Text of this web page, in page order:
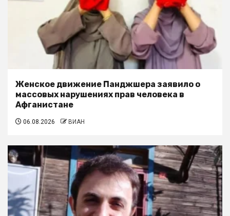
Женское движение Панджшера заявило о
массовых нарушениях прав человека в
Афганистане
06.08.2026 ВИАН